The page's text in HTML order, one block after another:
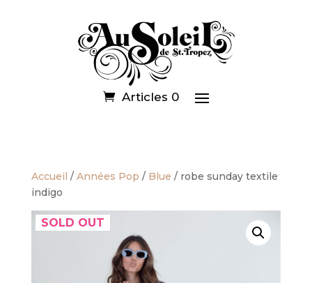
Articles 0
Accueil / Années Pop / Blue / robe sunday textile
indigo
SOLD OUT